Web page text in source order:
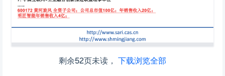
剩余52页未读， 下载浏览全部